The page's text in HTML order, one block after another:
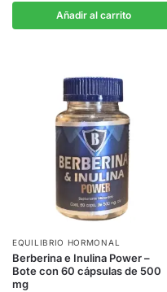
Añadir al carrito
EQUILIBRIO HORMONAL
Berberina e Inulina Power –
Bote con 60 cápsulas de 500
mg